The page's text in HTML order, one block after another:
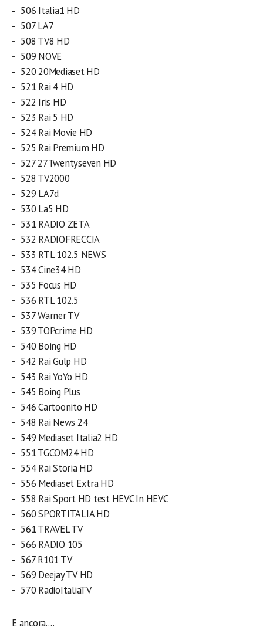
506 Italia1 HD
507 LA7
508 TV8 HD
509 NOVE
520 20Mediaset HD
521 Rai 4 HD
522 Iris HD
523 Rai 5 HD
524 Rai Movie HD
525 Rai Premium HD
527 27Twentyseven HD
528 TV2000
529 LA7d
530 La5 HD
531 RADIO ZETA
532 RADIOFRECCIA
533 RTL 102.5 NEWS
534 Cine34 HD
535 Focus HD
536 RTL 102.5
537 Warner TV
539 TOPcrime HD
540 Boing HD
542 Rai Gulp HD
543 Rai YoYo HD
545 Boing Plus
546 Cartoonito HD
548 Rai News 24
549 Mediaset Italia2 HD
551 TGCOM24 HD
554 Rai Storia HD
556 Mediaset Extra HD
558 Rai Sport HD test HEVC In HEVC
560 SPORTITALIA HD
561 TRAVEL TV
566 RADIO 105
567 R101 TV
569 Deejay TV HD
570 RadioItaliaTV
E ancora….